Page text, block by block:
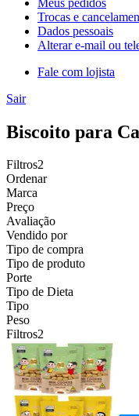
Trocas e
Dados pessoais
Alterar e-mail ou
Fale com lojista
Sair
Biscoito para
Filtros2
Ordenar
Marca
Preço
Avaliação
Vendido por
Tipo de compra
Tipo de produto
Porte
Tipo de Dieta
Tipo
Peso
Filtros2